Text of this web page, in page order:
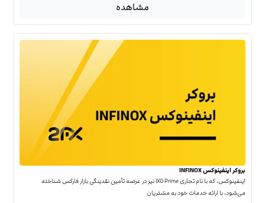
مشاهده
بروکر اینفینوکس INFINOX
اینفینوکس، که با نام تجاری IXO Prime نیز در عرصه تأمین نقدینگی بازار فارکس شناخته
می‌شود، با ارائه خدمات خود به مشتریان